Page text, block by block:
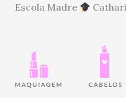
Escola Madre